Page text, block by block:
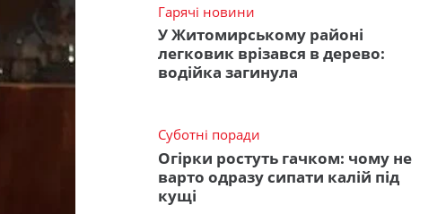
Гарячі новини
У Житомирському районі
легковик врізався в дерево:
водійка загинула
Суботні поради
Огірки ростуть гачком: чому не
варто одразу сипати калій під
кущі